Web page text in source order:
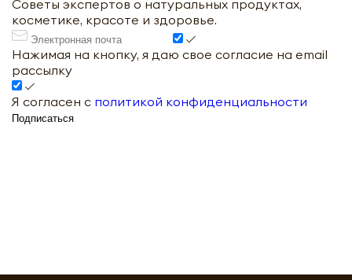
Советы экспертов о натуральных продуктах,
косметике, красоте и здоровье.
Нажимая на кнопку, я даю свое согласие на email
рассылку
Я согласен с политикой конфиденциальности
Подписаться